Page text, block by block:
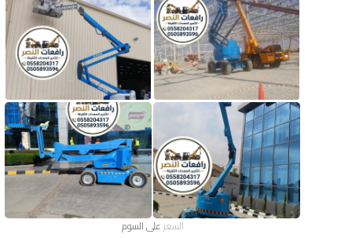
السعر على السوم